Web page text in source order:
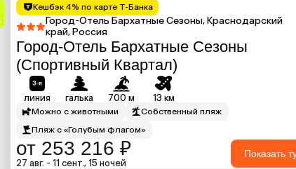
Кешбэк 4% по карте Т-Банка
Город-Отель Бархатные Сезоны, Краснодарский
край, Россия
Город-Отель Бархатные Сезоны
(Спортивный Квартал)
линия галька 700 м 13 км
Можно с животными
Собственный пляж
Пляж с «Голубым флагом»
от 253 216 ₽
27 авг. - 11 сент., 15 ночей
Показать